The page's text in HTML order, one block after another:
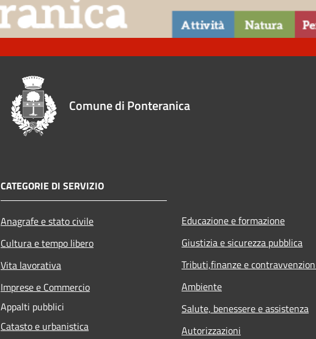
Comune di Ponteranica
CATEGORIE DI SERVIZIO
Anagrafe e stato civile
Cultura e tempo libero
Vita lavorativa
Imprese e Commercio
Appalti pubblici
Catasto e urbanistica
Educazione e formazione
Giustizia e sicurezza pubblica
Tributi,finanze e
Ambiente
Salute, benessere e assistenza
Autorizzazioni